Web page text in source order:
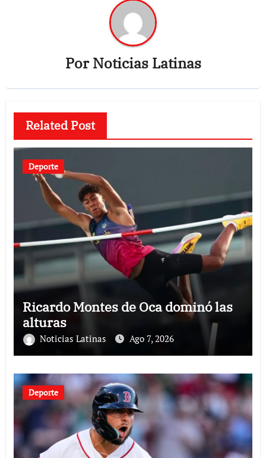
PorNoticias Latinas
Related Post
Deporte
Ricardo Montes de Oca dominó las
alturas
Noticias Latinas Ago 7, 2026
Deporte